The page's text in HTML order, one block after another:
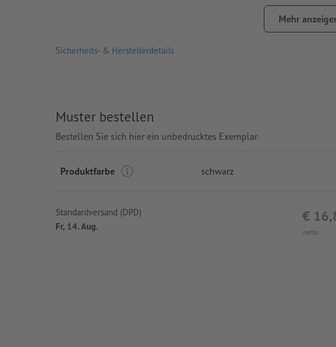
Druckstand: rundum
Mehr
Sicherheits- & Herstellerdetails
Muster bestellen
Bestellen Sie sich hier ein unbedrucktes Exemplar.
Produktfarbe schwarz
netto
€
Standardversand (DPD)
Fr, 14. Aug.